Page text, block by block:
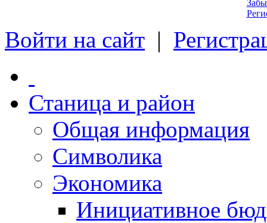
Войти на сайт |
Станица и район
Общая информация
Символика
Экономика
Инициативное